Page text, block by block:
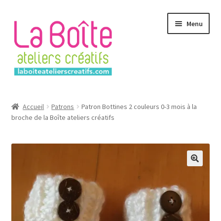
la
navigation
contenu
Menu
Account
Login
Password Reset
Register
Accueil Patrons
Patron Bottines 2 couleurs 0-3 mois à la
broche de la Boîte ateliers créatifs